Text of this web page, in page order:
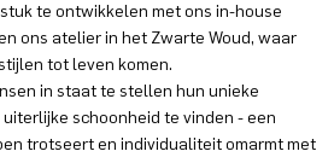
te ontwikkelen met ons in-house
ons atelier in het Zwarte Woud, waar
tot leven komen.
in staat te stellen hun unieke
schoonheid te vinden - een
trotseert en individualiteit omarmt met